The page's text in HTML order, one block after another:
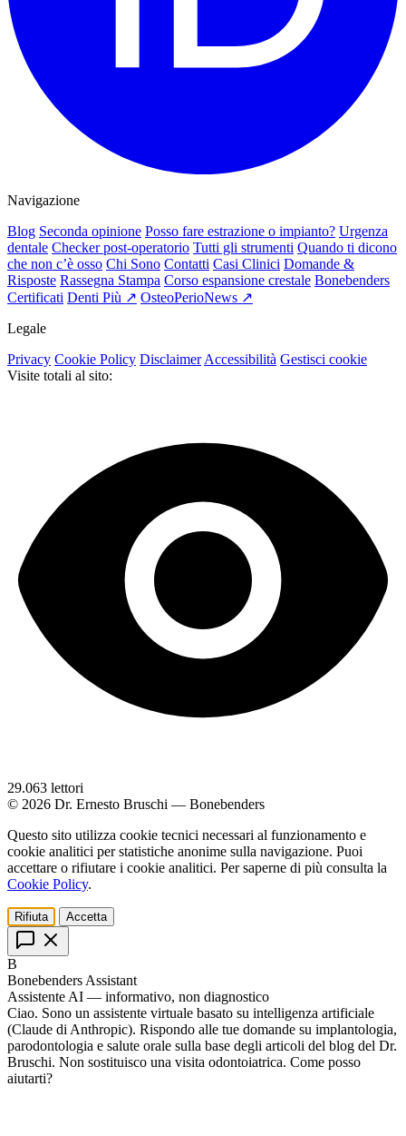
Navigazione
Blog Seconda opinione Posso fare estrazione o impianto? Urgenza
dentale Checker post-operatorio Tutti gli strumenti Quando ti dicono
che non c’è osso Chi Sono Contatti Casi Clinici Domande &
Risposte Rassegna Stampa Corso espansione crestale Bonebenders
Certificati Denti Più ↗ OsteoPerioNews ↗
Legale
Privacy Cookie Policy Disclaimer Accessibilità Gestisci cookie
Visite totali al sito:
29.063 lettori
© 2026 Dr. Ernesto Bruschi — Bonebenders
Questo sito utilizza cookie tecnici necessari al funzionamento e
cookie analitici per statistiche anonime sulla navigazione. Puoi
accettare o rifiutare i cookie analitici. Per saperne di più consulta la
Cookie Policy.
Rifiuta Accetta
B
Bonebenders Assistant
Assistente AI — informativo, non diagnostico
Ciao. Sono un assistente virtuale basato su intelligenza artificiale
(Claude di Anthropic). Rispondo alle tue domande su implantologia,
parodontologia e salute orale sulla base degli articoli del blog del Dr.
Bruschi. Non sostituisco una visita odontoiatrica. Come posso
aiutarti?